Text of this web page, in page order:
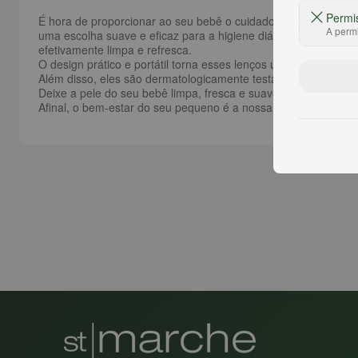
É hora de proporcionar ao seu bebê o cuidado delicado que
uma escolha suave e eficaz para a higiene diária do seu
efetivamente limpa e refresca.
O design prático e portátil torna esses lenços uma escolha
Além disso, eles são dermatologicamente testados para
Deixe a pele do seu bebê limpa, fresca e suavemente
Afinal, o bem-estar do seu pequeno é a nossa maior prioridade.
A